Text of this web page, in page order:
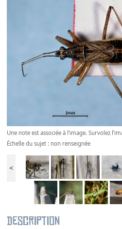
Une note est associée à l’image. Survolez
Échelle du sujet : non renseignée
<
Description